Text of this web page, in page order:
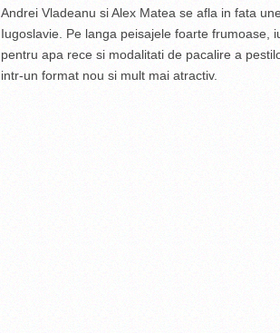
Andrei Vladeanu si Alex Matea se afla in fata
Iugoslavie. Pe langa peisajele foarte frumoase,
pentru apa rece si modalitati de pacalire a
intr-un format nou si mult mai atractiv.